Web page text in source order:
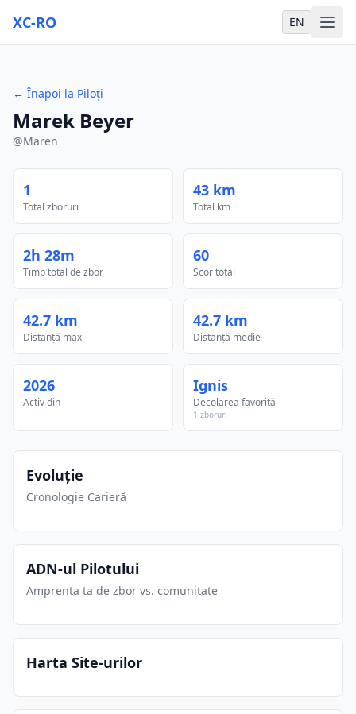
XC-RO EN
← Înapoi la Piloți
Marek Beyer
@Maren
1
Total zboruri
43 km
Total km
2h 28m
Timp total de zbor
60
Scor total
42.7 km
Distanță max
42.7 km
Distanță medie
2026
Activ din
Ignis
Decolarea favorită
1 zboruri
Evoluție
Cronologie Carieră
ADN-ul Pilotului
Amprenta ta de zbor vs. comunitate
Harta Site-urilor